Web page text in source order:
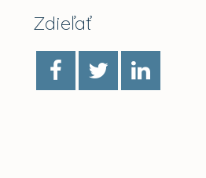
Zdieľať